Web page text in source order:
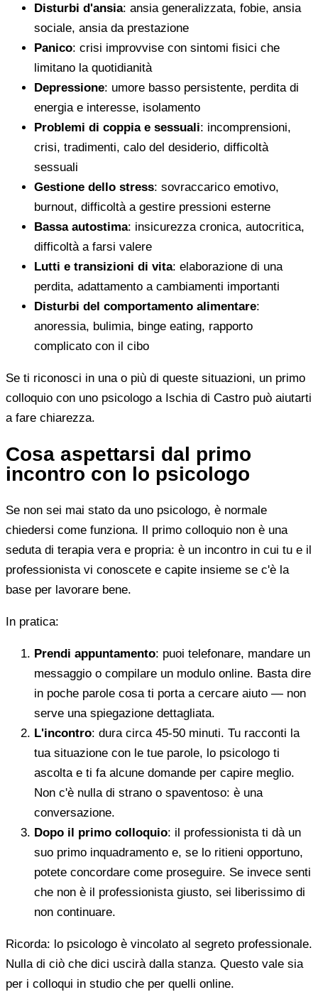
Disturbi d'ansia: ansia generalizzata, fobie, ansia
sociale, ansia da prestazione
Panico: crisi improvvise con sintomi fisici che
limitano la quotidianità
Depressione: umore basso persistente, perdita di
energia e interesse, isolamento
Problemi di coppia e sessuali: incomprensioni,
crisi, tradimenti, calo del desiderio, difficoltà
sessuali
Gestione dello stress: sovraccarico emotivo,
burnout, difficoltà a gestire pressioni esterne
Bassa autostima: insicurezza cronica, autocritica,
difficoltà a farsi valere
Lutti e transizioni di vita: elaborazione di una
perdita, adattamento a cambiamenti importanti
Disturbi del comportamento alimentare:
anoressia, bulimia, binge eating, rapporto
complicato con il cibo
Se ti riconosci in una o più di queste situazioni, un primo
colloquio con uno psicologo a Ischia di Castro può aiutarti
a fare chiarezza.
Cosa aspettarsi dal primo
incontro con lo psicologo
Se non sei mai stato da uno psicologo, è normale
chiedersi come funziona. Il primo colloquio non è una
seduta di terapia vera e propria: è un incontro in cui tu e il
professionista vi conoscete e capite insieme se c'è la
base per lavorare bene.
In pratica:
Prendi appuntamento: puoi telefonare, mandare un
messaggio o compilare un modulo online. Basta dire
in poche parole cosa ti porta a cercare aiuto — non
serve una spiegazione dettagliata.
L'incontro: dura circa 45-50 minuti. Tu racconti la
tua situazione con le tue parole, lo psicologo ti
ascolta e ti fa alcune domande per capire meglio.
Non c'è nulla di strano o spaventoso: è una
conversazione.
Dopo il primo colloquio: il professionista ti dà un
suo primo inquadramento e, se lo ritieni opportuno,
potete concordare come proseguire. Se invece senti
che non è il professionista giusto, sei liberissimo di
non continuare.
Ricorda: lo psicologo è vincolato al segreto professionale.
Nulla di ciò che dici uscirà dalla stanza. Questo vale sia
per i colloqui in studio che per quelli online.